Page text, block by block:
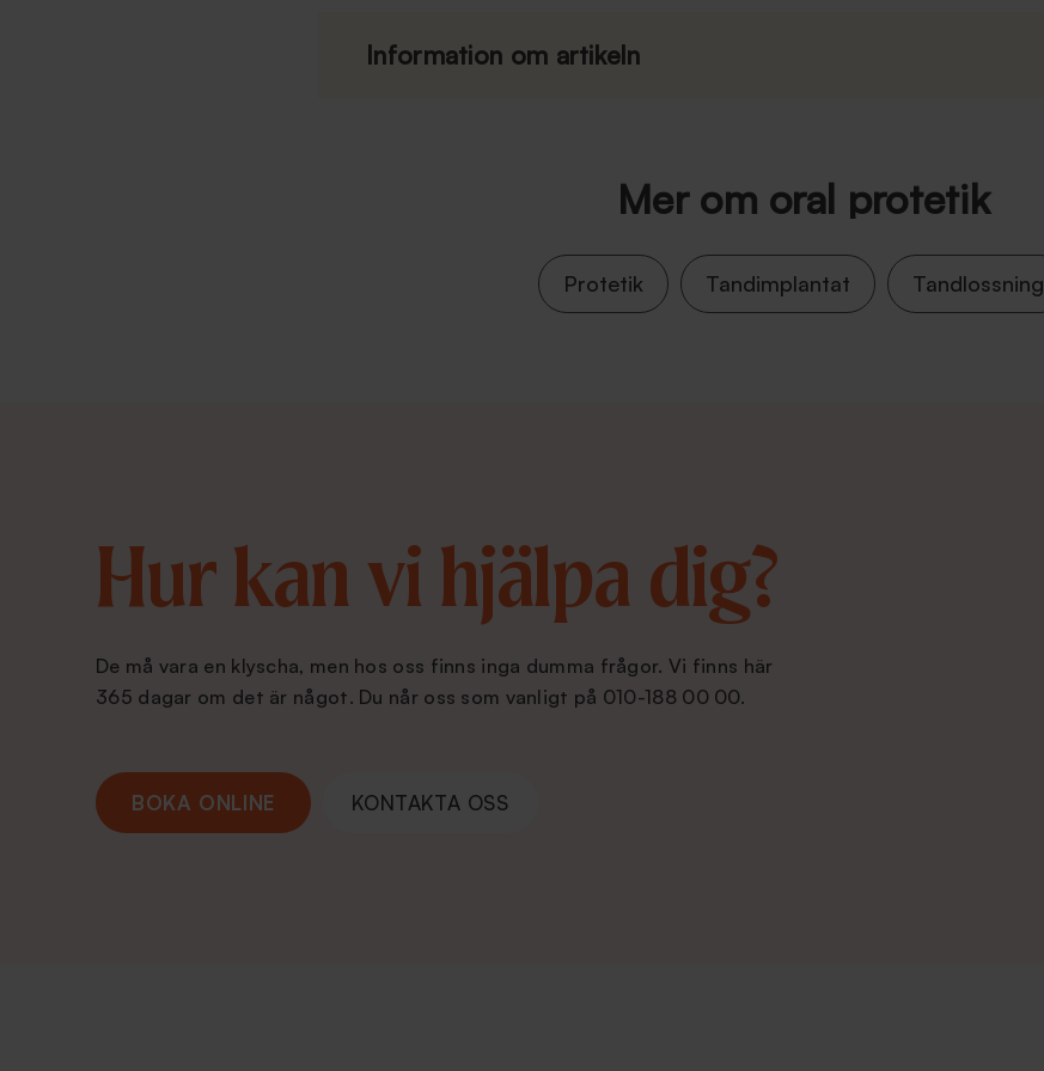
Information om artikeln
Mer om oral protetik
Protetik Tandimplantat Tandlossning
Hur kan vi hjälpa dig?
De må vara en klyscha, men hos oss finns inga dumma frågor. Vi finns här
365 dagar om det är något. Du når oss som vanligt på 010-188 00 00.
BOKA ONLINE KONTAKTA OSS